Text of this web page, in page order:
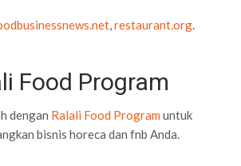
,restaurant.org.
Food Program
dengan Ralali Food Program untuk
bisnis horeca dan fnb Anda.